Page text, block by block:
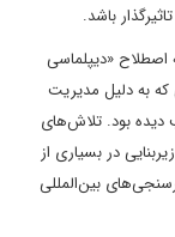
باشد.
از به اصطلاح «دیپلماسی
که به دلیل مدیریت
دیده بود. تلاش‌های
در بسیاری از
بین‌المللی